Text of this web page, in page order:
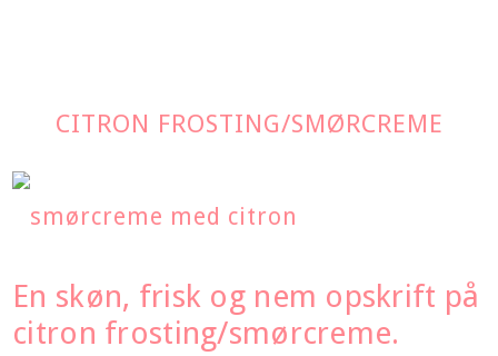
CITRON FROSTING/SMØRCREME
En skøn, frisk og nem opskrift på
citron frosting/smørcreme.